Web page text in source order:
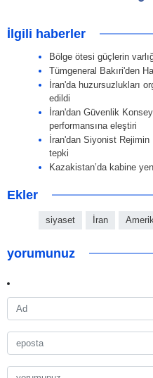
İlgili haberler
Bölge ötesi güçlerin
Tümgeneral Bakıri'den
İran'da huzursuzlukları
edildi
İran'dan Güvenlik
performansına eleştiri
İran'dan Siyonist
tepki
Kazakistan’da kabine
Ekler
siyaset İran
yorumunuz